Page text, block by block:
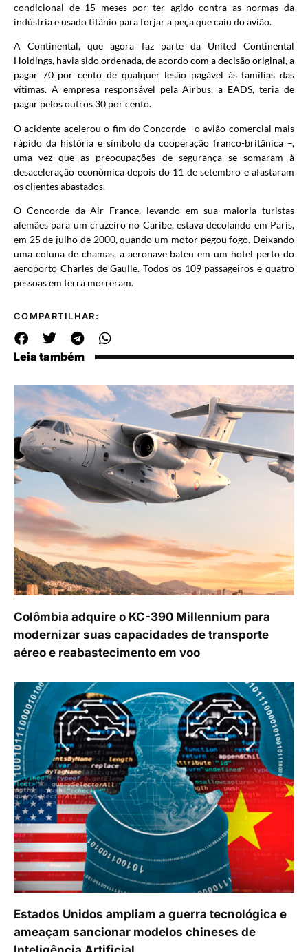
condicional de 15 meses por ter agido contra as normas da
indústria e usado titânio para forjar a peça que caiu do avião.
A Continental, que agora faz parte da United Continental
Holdings, havia sido ordenada, de acordo com a decisão original, a
pagar 70 por cento de qualquer lesão pagável às famílias das
vítimas. A empresa responsável pela Airbus, a EADS, teria de
pagar pelos outros 30 por cento.
O acidente acelerou o fim do Concorde –o avião comercial mais
rápido da história e símbolo da cooperação franco-britânica –,
uma vez que as preocupações de segurança se somaram à
desaceleração econômica depois do 11 de setembro e afastaram
os clientes abastados.
O Concorde da Air France, levando em sua maioria turistas
alemães para um cruzeiro no Caribe, estava decolando em Paris,
em 25 de julho de 2000, quando um motor pegou fogo. Deixando
uma coluna de chamas, a aeronave bateu em um hotel perto do
aeroporto Charles de Gaulle. Todos os 109 passageiros e quatro
pessoas em terra morreram.
COMPARTILHAR:
Leia também
Colômbia adquire o KC-390 Millennium para
modernizar suas capacidades de transporte
aéreo e reabastecimento em voo
Estados Unidos ampliam a guerra tecnológica e
ameaçam sancionar modelos chineses de